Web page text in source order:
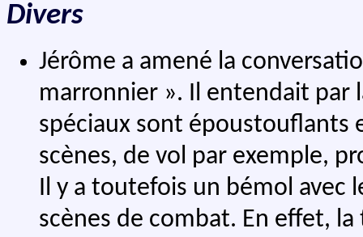
Divers
Jérôme a amené la
marronnier ». Il entendait par
spéciaux sont époustouflants
scènes, de vol par exemple,
Il y a toutefois un bémol avec
scènes de combat. En effet,